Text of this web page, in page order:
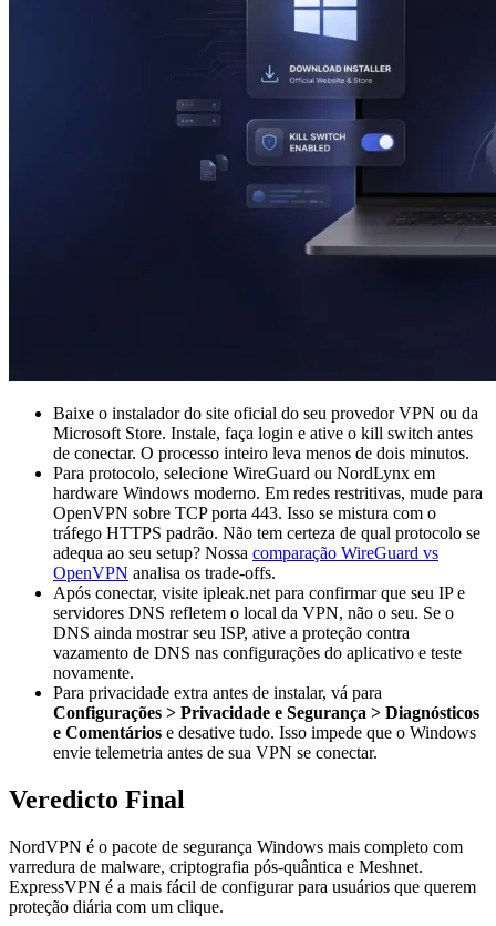
Baixe o instalador do site oficial do seu provedor VPN ou da
Microsoft Store. Instale, faça login e ative o kill switch antes
de conectar. O processo inteiro leva menos de dois minutos.
Para protocolo, selecione WireGuard ou NordLynx em
hardware Windows moderno. Em redes restritivas, mude para
OpenVPN sobre TCP porta 443. Isso se mistura com o
tráfego HTTPS padrão. Não tem certeza de qual protocolo se
adequa ao seu setup? Nossa comparação WireGuard vs
OpenVPN analisa os trade-offs.
Após conectar, visite ipleak.net para confirmar que seu IP e
servidores DNS refletem o local da VPN, não o seu. Se o
DNS ainda mostrar seu ISP, ative a proteção contra
vazamento de DNS nas configurações do aplicativo e teste
novamente.
Para privacidade extra antes de instalar, vá para
Configurações > Privacidade e Segurança > Diagnósticos
e Comentários e desative tudo. Isso impede que o Windows
envie telemetria antes de sua VPN se conectar.
Veredicto Final
NordVPN é o pacote de segurança Windows mais completo com
varredura de malware, criptografia pós-quântica e Meshnet.
ExpressVPN é a mais fácil de configurar para usuários que querem
proteção diária com um clique.